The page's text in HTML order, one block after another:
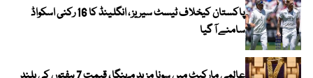
پاکستان کیخلاف ٹیسٹ سیریز ، انگلینڈ کا 16 رکنی اسکواڈ
سامنے آ گیا